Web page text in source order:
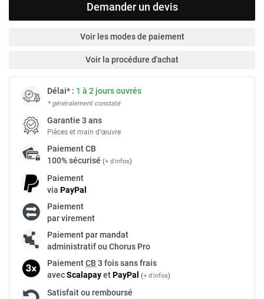
Demander un devis
Voir les modes de paiement
Voir la procédure d'achat
Délai* : 1 à 2 jours ouvrés
* généralement constaté
Garantie 3 ans
Pièces et main d’œuvre
PaiementCB
100% sécurisé (+ d'infos)
Paiement
via PayPal
Paiement
par virement
Paiement par mandat
administratif ou Chorus Pro
PaiementCB 3 fois sans frais
avecScalapayetPayPal (+ d'infos)
Satisfait ou remboursé